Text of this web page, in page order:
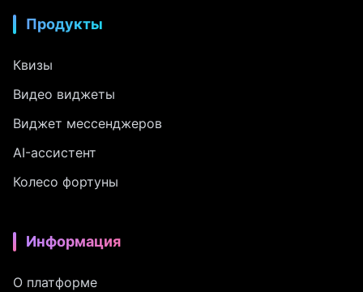
Продукты
Квизы
Видео виджеты
Виджет мессенджеров
AI-ассистент
Колесо фортуны
Информация
О платформе